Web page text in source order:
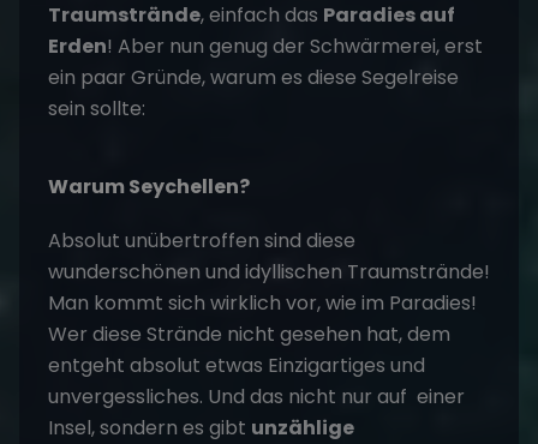
Traumstrände, einfach das Paradies auf
Erden! Aber nun genug der Schwärmerei, erst
ein paar Gründe, warum es diese Segelreise
sein sollte:
Warum Seychellen?
Absolut unübertroffen sind diese
wunderschönen und idyllischen Traumstrände!
Man kommt sich wirklich vor, wie im Paradies!
Wer diese Strände nicht gesehen hat, dem
entgeht absolut etwas Einzigartiges und
unvergessliches. Und das nicht nur auf einer
Insel, sondern es gibt unzählige